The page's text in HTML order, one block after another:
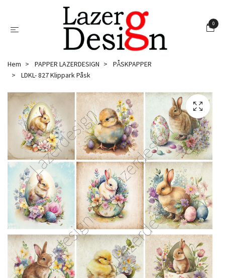
0
Hem PAPPER LAZERDESIGN
PÅSKPAPPER
LDKL- 827 Klippark Påsk